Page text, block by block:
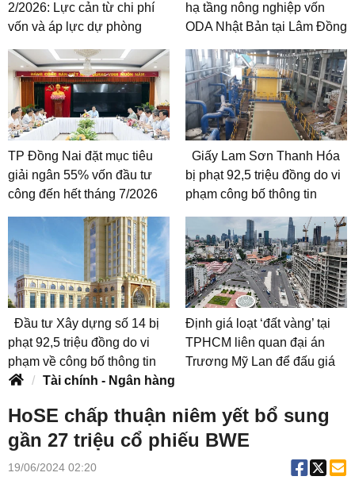
2/2026: Lực cản từ chi phí
vốn và áp lực dự phòng
hạ tầng nông nghiệp vốn
ODA Nhật Bản tại Lâm Đồng
TP Đồng Nai đặt mục tiêu
giải ngân 55% vốn đầu tư
công đến hết tháng 7/2026
Giấy Lam Sơn Thanh Hóa
bị phạt 92,5 triệu đồng do vi
phạm công bố thông tin
Đầu tư Xây dựng số 14 bị
phạt 92,5 triệu đồng do vi
phạm về công bố thông tin
Định giá loạt ‘đất vàng’ tại
TPHCM liên quan đại án
Trương Mỹ Lan để đấu giá
Tài chính - Ngân hàng
HoSE chấp thuận niêm yết bổ sung
gần 27 triệu cổ phiếu BWE
19/06/2024 02:20